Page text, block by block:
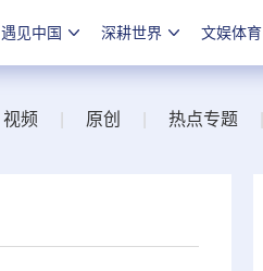
遇见中国 深耕世界 文娱体育
视频 原创 热点专题